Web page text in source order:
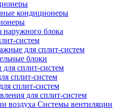
кондиционеры
блока
систем
для сплит-систем
блоки
сплит-систем
сплит-систем
сплит-систем
для сплит-систем
Системы вентиляции